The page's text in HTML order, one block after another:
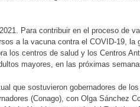
Para contribuir en el proceso de
a la vacuna contra el COVID-19, la
los centros de salud y los Centros
mayores, en las próximas
que sostuvieron gobernadores de
(Conago), con Olga Sánchez